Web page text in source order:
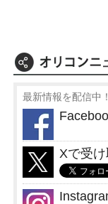
最新情報を配信中！
Xで受け